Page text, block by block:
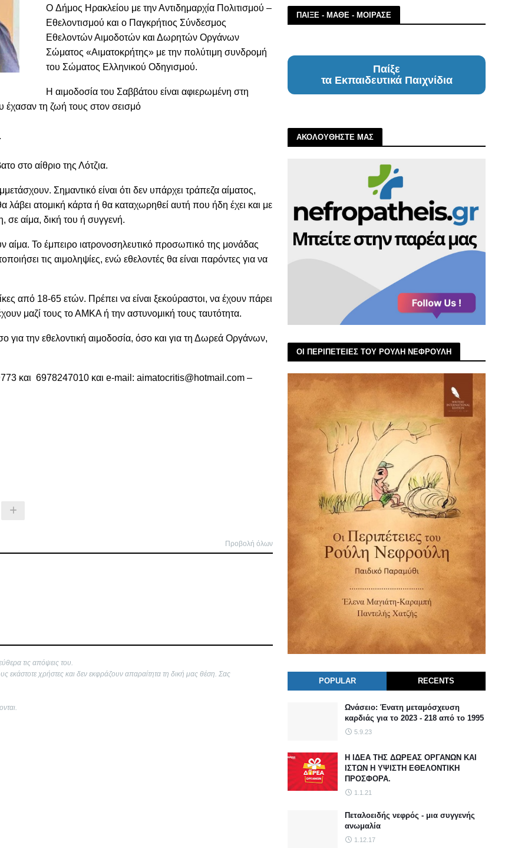
O Δήμος Ηρακλείου με την Αντιδημαρχία Πολιτισμού –
Εθελοντισμού και ο Παγκρήτιος Σύνδεσμος
Εθελοντών Αιμοδοτών και Δωρητών Οργάνων
Σώματος «Αιματοκρήτης» με την πολύτιμη συνδρομή
του Σώματος Ελληνικού Οδηγισμού.
Η αιμοδοσία του Σαββάτου είναι αφιερωμένη στη
έχασαν τη ζωή τους στον σεισμό
στο αίθριο της Λότζια.
Σημαντικό είναι ότι δεν υπάρχει τράπεζα αίματος,
λάβει ατομική κάρτα ή θα καταχωρηθεί αυτή που ήδη έχει και με
σε αίμα, δική του ή συγγενή.
Το έμπειρο ιατρονοσηλευτικό προσωπικό της μονάδας
τις αιμοληψίες, ενώ εθελοντές θα είναι παρόντες για να
από 18-65 ετών. Πρέπει να είναι ξεκούραστοι, να έχουν πάρει
μαζί τους το ΑΜΚΑ ή την αστυνομική τους ταυτότητα.
την εθελοντική αιμοδοσία, όσο και για τη Δωρεά Οργάνων,
και 6978247010 και e-mail: aimatocritis@hotmail.com –
Προβολή όλων
τις απόψεις του.
εκάστοτε χρήστες και δεν εκφράζουν απαραίτητα τη δική μας θέση. Σας
ΠΑΙΞΕ - ΜΑΘΕ - ΜΟΙΡΑΣΕ
Παίξε
τα Εκπαιδευτικά Παιχνίδια
ΑΚΟΛΟΥΘΗΣΤΕ ΜΑΣ
ΟΙ ΠΕΡΙΠΕΤΕΙΕΣ ΤΟΥ ΡΟΥΛΗ ΝΕΦΡΟΥΛΗ
POPULAR RECENTS
Ωνάσειο: Ένατη μεταμόσχευση
καρδιάς για το 2023 - 218 από το 1995
5.9.23
Η ΙΔΕΑ ΤΗΣ ΔΩΡΕΑΣ ΟΡΓΑΝΩΝ ΚΑΙ
ΙΣΤΩΝ Η ΥΨΙΣΤΗ ΕΘΕΛΟΝΤΙΚΗ
ΠΡΟΣΦΟΡΑ.
1.1.21
Πεταλοειδής νεφρός - μια συγγενής
ανωμαλία
1.12.17